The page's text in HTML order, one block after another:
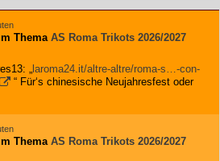
Thema AS Roma Trikots 2026/2027
„ laroma24.it/altre-altre/roma-s…-con-
“ Für‘s chinesische Neujahresfest oder
Thema AS Roma Trikots 2026/2027